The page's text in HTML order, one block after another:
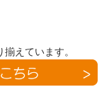
えています。